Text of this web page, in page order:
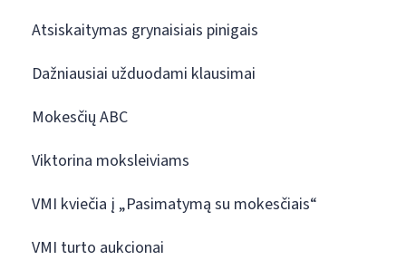
Atsiskaitymas grynaisiais pinigais
Dažniausiai užduodami klausimai
Mokesčių ABC
Viktorina moksleiviams
VMI kviečia į „Pasimatymą su mokesčiais“
VMI turto aukcionai